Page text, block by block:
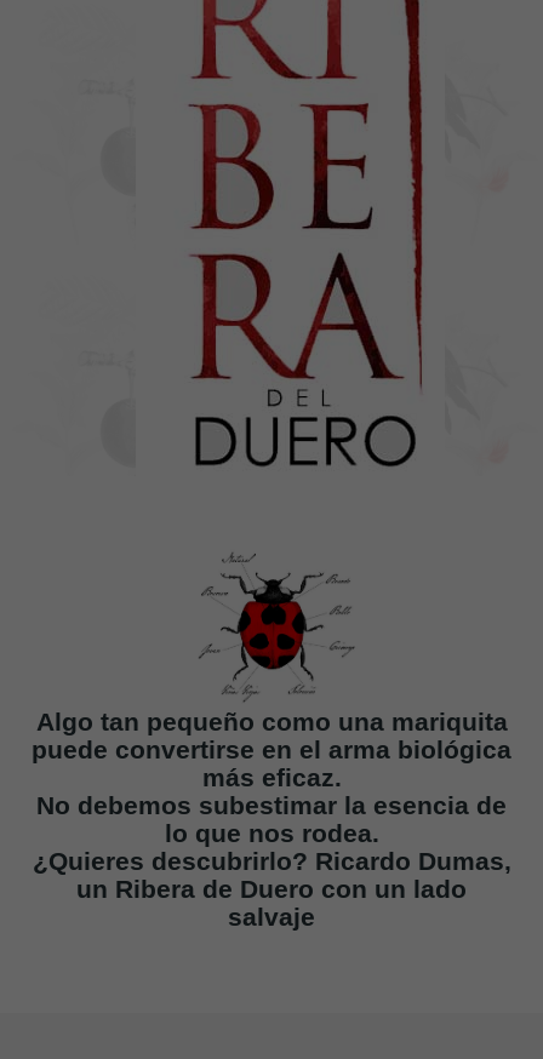
Algo tan pequeño como una mariquita
puede convertirse en el arma biológica
más eficaz.
No debemos subestimar la esencia de
lo que nos rodea.
¿Quieres descubrirlo? Ricardo Dumas,
un Ribera de Duero con un lado
salvaje